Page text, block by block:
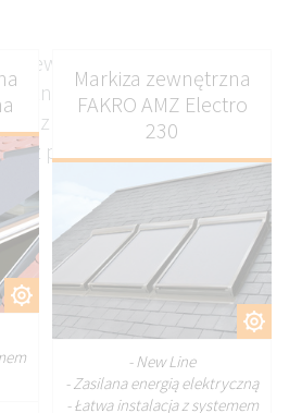
zewnętrzne w systemach
oraz solarna w
rozmiarach 78x98 78x118 i
pozostałych
DOSTOSUJ
Markiza zewnętrzna
FAKRO AMZ Electro
230
- New Line
- Zasilana energią elektryczną
- Łatwa instalacja z systemem